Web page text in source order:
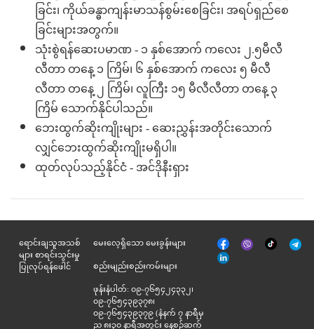
ခြင်း၊ ကိုယ်ခန္ဓာကျန်းမာသန်စွမ်းစေခြင်း၊ အရပ်ရှည်စေ
ခြင်းများအတွက်။
သုံးစွဲရန်ဆေးပမာဏ - ၁ နှစ်အောက် ကလေး ၂.၅မီလီ
လီတာ တနေ့ ၁ ကြိမ်၊ ၆ နှစ်အောက် ကလေး ၅ မီလီ
လီတာ တနေ့ ၂ ကြိမ်၊ လူကြီး ၁၅ မီလီလီတာ တနေ့ ၃
ကြိမ် သောက်နိုင်ပါသည်။
ဘေးထွက်ဆိုးကျိုးများ - ဆေးညွှန်းအတိုင်းသောက်
လျှင်ဘေးထွက်ဆိုးကျိုးမရှိပါ။
ထုတ်လုပ်သည့်နိုင်ငံ - အင်ဒိုနီးရှား
ရောင်းချသူအသစ်
များ စာရင်းသွင်းမှု
ပြုလုပ်ရန်ဖေါင်
မေးလေ့ရှိသော မေးခွန်းများ
စည်းမျည်းစည်းကမ်းများ
ဖုန်းနံပါတ်: ၀၉-၇၆၅၄၂၄၃၃၂၊
၀၉-၇၆၅၄၃၉၃၇၈၊
၀၉-၇၆၅၄၃၉၃၇၉ (နံနက် ၇ နာရီမှ
မျက်နှာစာ
အုပ်
Viber Tik
Tok
နှင့်
ဆက်စပ်